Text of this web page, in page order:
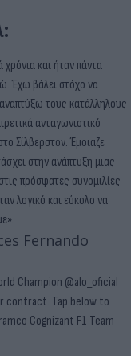
και ήταν πάντα
Έχω βάλει στόχο να
τους κατάλληλους
ανταγωνιστικό
Σίλβερστον. Έμοιαζε
στην ανάπτυξη μιας
πρόσφατες συνομιλίες
λογικό και εύκολο να
Fernando
Champion @alo_oficial
contract. Tap below to
Cognizant F1 Team